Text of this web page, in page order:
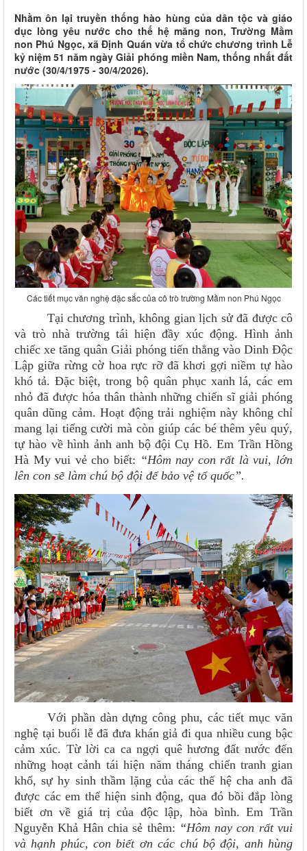
Nhằm ôn lại truyền thống hào hùng của dân tộc và giáo
dục lòng yêu nước cho thế hệ măng non, Trường Mầm
non Phú Ngọc, xã Định Quán vừa tổ chức chương trình Lễ
kỷ niệm 51 năm ngày Giải phóng miền Nam, thống nhất đất
nước (30/4/1975 - 30/4/2026).
Các tiết mục văn nghệ đặc sắc của cô trò trường Mầm non Phú Ngọc
Tại chương trình, không gian lịch sử đã được cô
và trò nhà trường tái hiện đầy xúc động. Hình ảnh
chiếc xe tăng quân Giải phóng tiến thẳng vào Dinh Độc
Lập giữa rừng cờ hoa rực rỡ đã khơi gợi niềm tự hào
khó tả. Đặc biệt, trong bộ quân phục xanh lá, các em
nhỏ đã được hóa thân thành những chiến sĩ giải phóng
quân dũng cảm. Hoạt động trải nghiệm này không chỉ
mang lại tiếng cười mà còn giúp các bé thêm yêu quý,
tự hào về hình ảnh anh bộ đội Cụ Hồ. Em Trần Hồng
Hà My vui vẻ cho biết: “Hôm nay con rất là vui, lớn
lên con sẽ làm chú bộ đội để bảo vệ tổ quốc”.
Với phần dàn dựng công phu, các tiết mục văn
nghệ tại buổi lễ đã đưa khán giả đi qua nhiều cung bậc
cảm xúc. Từ lời ca ca ngợi quê hương đất nước đến
những hoạt cảnh tái hiện năm tháng chiến tranh gian
khổ, sự hy sinh thầm lặng của các thế hệ cha anh đã
được các em thể hiện sinh động, qua đó bồi đắp lòng
biết ơn về giá trị của độc lập, hòa bình. Em Trần
Nguyễn Khả Hân chia sẻ thêm: “Hôm nay con rất vui
và hạnh phúc, con biết ơn các chú bộ đội, anh hùng